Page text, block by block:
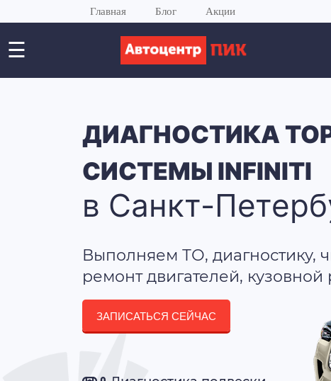
Главная Блог Акции
☰
ДИАГНОСТИКА
СИСТЕМЫ INFINITI
в Санкт-
Выполняем ТО, диагностику,
ремонт двигателей,
ЗАПИСАТЬСЯ СЕЙЧАС